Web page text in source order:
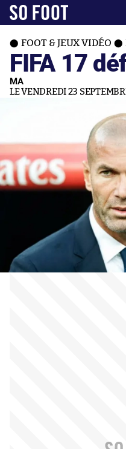
FOOT & JEUX VIDÉO
FIFA 17
MA
LE VENDREDI 23